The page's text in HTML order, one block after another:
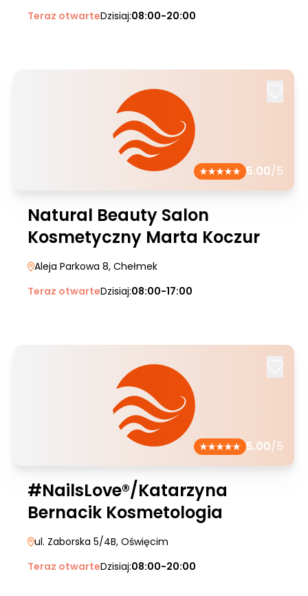
Teraz otwarteDzisiaj:08:00-20:00
5.00/5
Natural Beauty Salon
Kosmetyczny Marta Koczur
Aleja Parkowa 8, Chełmek
Teraz otwarteDzisiaj:08:00-17:00
5.00/5
#NailsLove®/Katarzyna
Bernacik Kosmetologia
ul. Zaborska 5/4B, Oświęcim
Teraz otwarteDzisiaj:08:00-20:00